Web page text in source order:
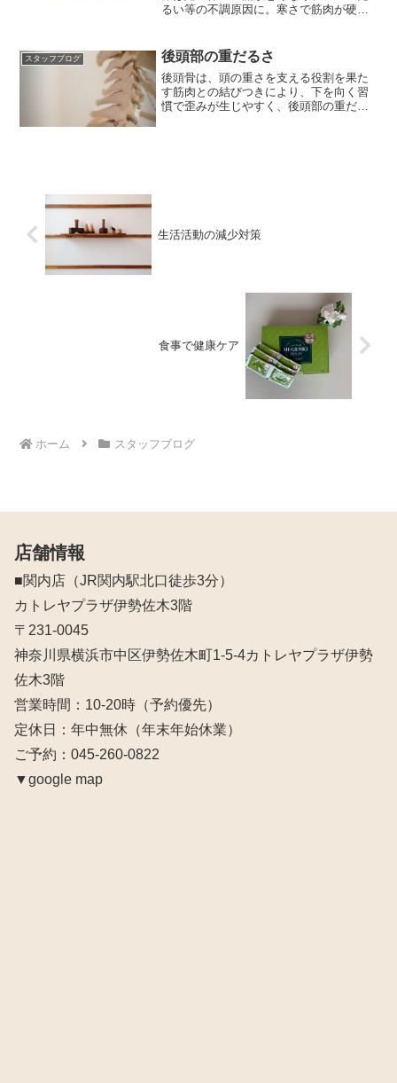
るい等の不調原因に。寒さで筋肉が硬く
スタッフブログ 後頭部の重だるさ
後頭骨は、頭の重さを支える役割を果た
す筋肉との結びつきにより、下を向く習
慣で歪みが生じやすく、後頭部の重だる
生活活動の減少対策
食事で健康ケア
ホーム スタッフブログ
店舗情報
■関内店（JR関内駅北口徒歩3分）
カトレヤプラザ伊勢佐木3階
〒231-0045
神奈川県横浜市中区伊勢佐木町1-5-4カトレヤプラザ伊勢
佐木3階
営業時間：10‐20時（予約優先）
定休日：年中無休（年末年始休業）
ご予約：045-260-0822
▼google map